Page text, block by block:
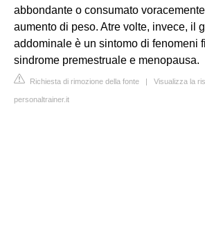
abbondante o consumato
aumento di peso. Atre volte, invece, il
addominale è un sintomo di fenomeni
sindrome premestruale e menopausa.
Richiesta di rimozione della fonte | Visualizza la
personaltrainer.it